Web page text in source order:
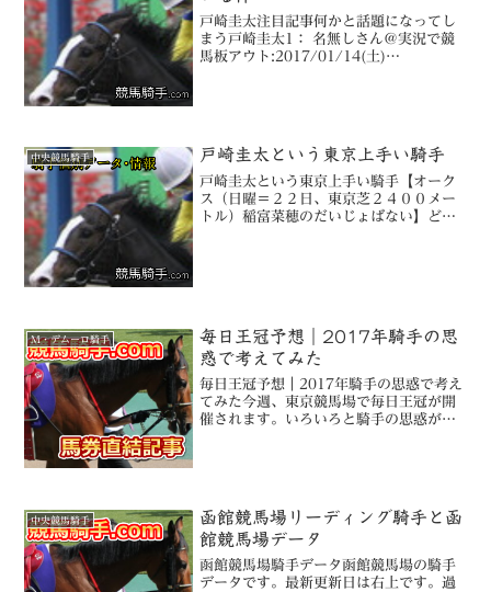
戸崎圭太注目記事何かと話題になってし
まう戸崎圭太1： 名無しさん＠実況で競
馬板アウト:2017/01/14(土)
中央競馬騎手 戸崎圭太という東京上手い騎手
戸崎圭太という東京上手い騎手【オーク
ス（日曜＝２２日、東京芝２４００メー
トル）稲富菜穂のだいじょばない】どう
M・デムーロ騎手
毎日王冠予想｜2017年騎手の思
惑で考えてみた
毎日王冠予想｜2017年騎手の思惑で考え
てみた今週、東京競馬場で毎日王冠が開
催されます。いろいろと騎手の思惑があ
中央競馬騎手
函館競馬場リーディング騎手と函
館競馬場データ
函館競馬場騎手データ函館競馬場の騎手
データです。最新更新日は右上です。過